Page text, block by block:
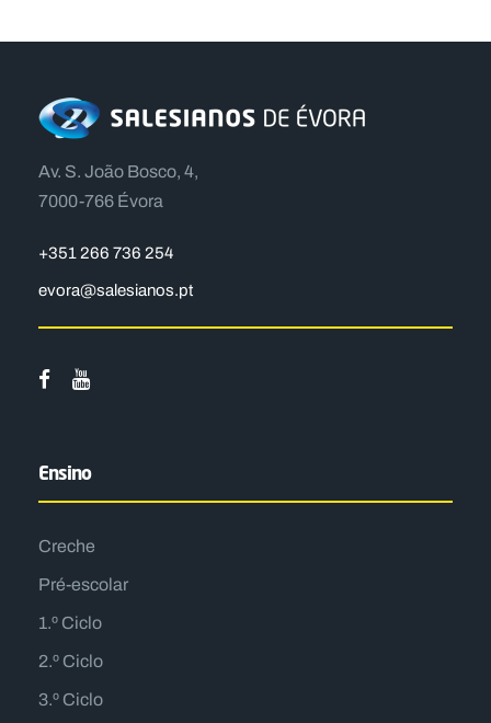
Av. S. João Bosco, 4,
7000-766 Évora
+351 266 736 254
evora@salesianos.pt
Ensino
Creche
Pré-escolar
1.º Ciclo
2.º Ciclo
3.º Ciclo